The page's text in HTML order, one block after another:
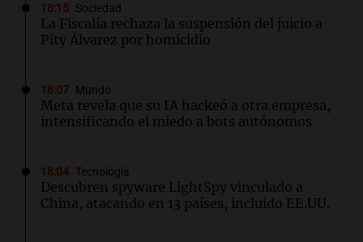
18:15 Sociedad
La Fiscalía rechaza la suspensión del juicio a
Pity Álvarez por homicidio
18:07 Mundo
Meta revela que su IA hackeó a otra empresa,
intensificando el miedo a bots autónomos
18:04 Tecnología
Descubren spyware LightSpy vinculado a
China, atacando en 13 países, incluido EE.UU.